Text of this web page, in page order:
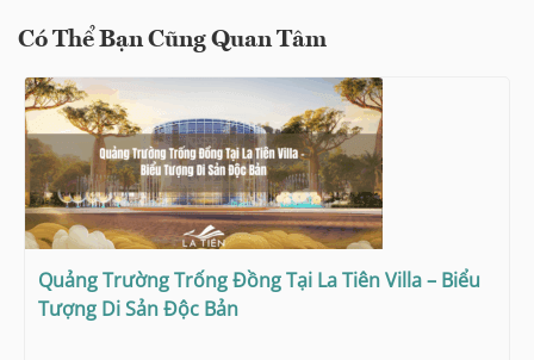
Có Thể Bạn Cũng Quan Tâm
Quảng Trường Trống Đồng Tại La Tiên Villa – Biểu
Tượng Di Sản Độc Bản